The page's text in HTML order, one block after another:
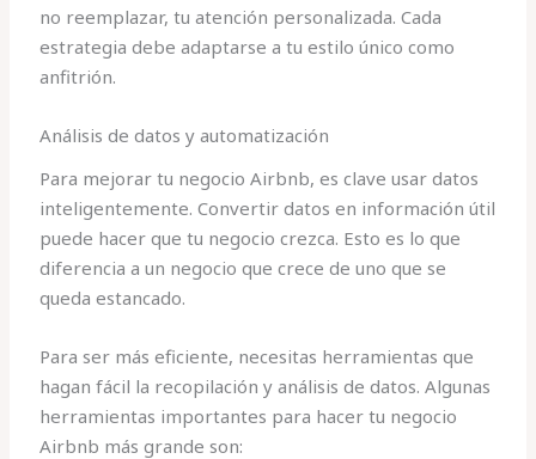
no reemplazar, tu atención personalizada. Cada
estrategia debe adaptarse a tu estilo único como
anfitrión.
Análisis de datos y automatización
Para mejorar tu negocio Airbnb, es clave usar datos
inteligentemente. Convertir datos en información útil
puede hacer que tu negocio crezca. Esto es lo que
diferencia a un negocio que crece de uno que se
queda estancado.
Para ser más eficiente, necesitas herramientas que
hagan fácil la recopilación y análisis de datos. Algunas
herramientas importantes para hacer tu negocio
Airbnb más grande son: